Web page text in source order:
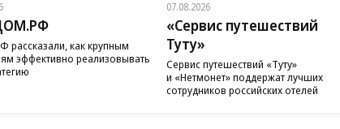
как крупным
эффективно реализовывать
07.08.2026
«Сервис путешествий
Туту»
Сервис путешествий «Туту»
и «Нетмонет» поддержат лучших
сотрудников российских отелей